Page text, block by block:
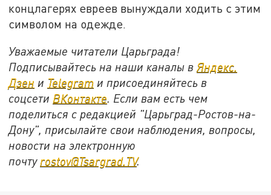
концлагерях евреев вынуждали ходить с этим
символом на одежде.
Уважаемые читатели Царьграда!
Подписывайтесь на наши каналы вЯндекс.
Дзен и Telegram и присоединяйтесь в
соцсети ВКонтакте. Если вам есть чем
поделиться с редакцией "Царьград-Ростов-на-
Дону", присылайте свои наблюдения, вопросы,
новости на электронную
почту rostov@Tsargrad.ТV.